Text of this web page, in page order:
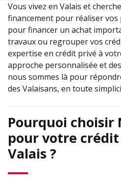
Vous vivez en Valais et
financement pour réaliser vos
pour financer un achat
travaux ou regrouper vos
expertise en crédit privé à
approche personnalisée et
nous sommes là pour
des Valaisans, en toute
Pourquoi
pour votre
Valais ?